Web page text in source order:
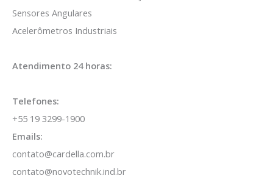
Sensores Angulares
Acelerômetros Industriais
Atendimento 24 horas:
Telefones:
+55 19 3299-1900
Emails:
contato@cardella.com.br
contato@novotechnik.ind.br